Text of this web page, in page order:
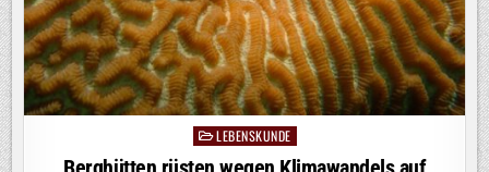
Posted
in
LEBENSKUNDE